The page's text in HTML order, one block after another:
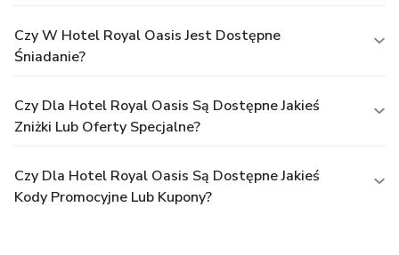
Czy W Hotel Royal Oasis Jest Dostępne
Śniadanie?
Czy Dla Hotel Royal Oasis Są Dostępne Jakieś
Zniżki Lub Oferty Specjalne?
Czy Dla Hotel Royal Oasis Są Dostępne Jakieś
Kody Promocyjne Lub Kupony?